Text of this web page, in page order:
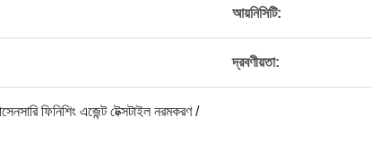
আয়নিসিটি:
দ্রবণীয়তা:
ফিনিশিং এজেন্ট টেক্সটাইল নরমকরণ /